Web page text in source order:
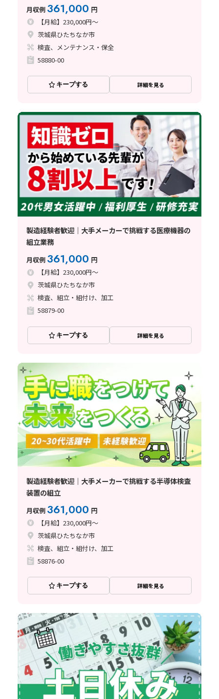
月収例 361,000 円
【月給】230,000円～
茨城県ひたちなか市
検査、メンテナンス・保全
58880-00
キープする 詳細を見る
製造経験者歓迎｜大手メーカーで挑戦する医療機器の
組立業務
月収例 361,000 円
【月給】230,000円～
茨城県ひたちなか市
検査、組立・組付け、加工
58879-00
キープする 詳細を見る
製造経験者歓迎｜大手メーカーで挑戦する半導体検査
装置の組立
月収例 361,000 円
【月給】230,000円～
茨城県ひたちなか市
検査、組立・組付け、加工
58876-00
キープする 詳細を見る